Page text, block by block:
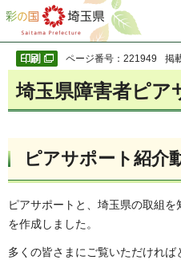
彩の国 埼玉県
ページ番号：221949 掲
埼玉県障害者ピア
ピアサポート紹介
ピアサポートと、埼玉県の取組
を作成しました。
多くの皆さまにご覧いただければ